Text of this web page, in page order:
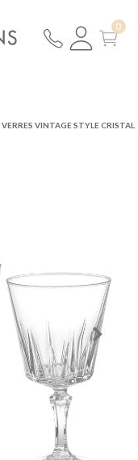
VERRES VINTAGE STYLE CRISTAL